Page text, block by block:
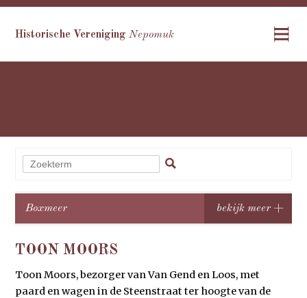
Historische VerenigingNepomuk
Boxmeer
TOON MOORS
Toon Moors, bezorger van Van Gend en Loos, met
paard en wagen in de Steenstraat ter hoogte van de